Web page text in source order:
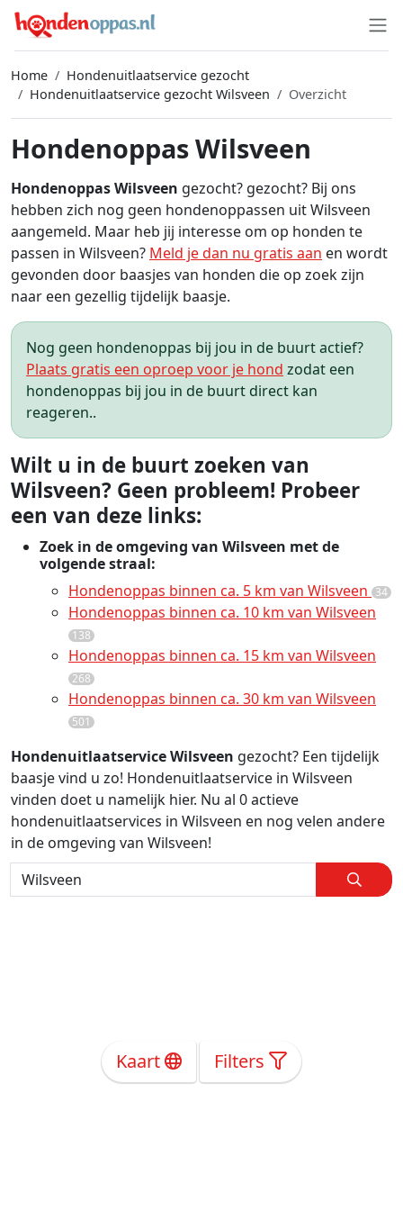
Home
Hondenuitlaatservice gezocht
Hondenuitlaatservice gezocht Wilsveen
Overzicht
Hondenoppas Wilsveen
Hondenoppas Wilsveen gezocht? gezocht? Bij ons
hebben zich nog geen hondenoppassen uit Wilsveen
aangemeld. Maar heb jij interesse om op honden te
passen in Wilsveen? Meld je dan nu gratis aan en wordt
gevonden door baasjes van honden die op zoek zijn
naar een gezellig tijdelijk baasje.
Nog geen hondenoppas bij jou in de buurt actief?
Plaats gratis een oproep voor je hond zodat een
hondenoppas bij jou in de buurt direct kan
reageren..
Wilt u in de buurt zoeken van
Wilsveen? Geen probleem! Probeer
een van deze links:
Zoek in de omgeving van Wilsveen met de
volgende straal:
Hondenoppas binnen ca. 5 km van Wilsveen 34
Hondenoppas binnen ca. 10 km van Wilsveen
138
Hondenoppas binnen ca. 15 km van Wilsveen
268
Hondenoppas binnen ca. 30 km van Wilsveen
501
Hondenuitlaatservice Wilsveen gezocht? Een tijdelijk
baasje vind u zo! Hondenuitlaatservice in Wilsveen
vinden doet u namelijk hier. Nu al 0 actieve
hondenuitlaatservices in Wilsveen en nog velen andere
in de omgeving van Wilsveen!
Kaart Filters